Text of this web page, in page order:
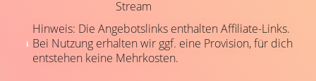
Stream
Hinweis: Die Angebotslinks enthalten Affiliate-Links.
Bei Nutzung erhalten wir ggf. eine Provision, für dich
entstehen keine Mehrkosten.